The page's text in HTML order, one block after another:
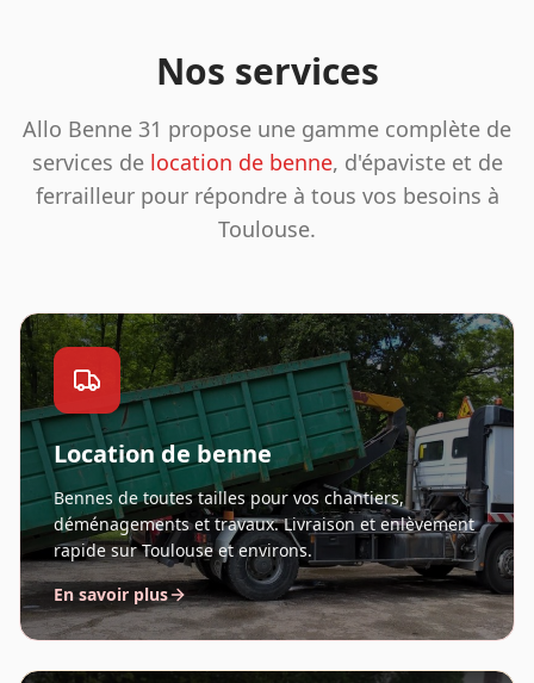
Nos services
Allo Benne 31 propose une gamme complète de
services de location de benne, d'épaviste et de
ferrailleur pour répondre à tous vos besoins à
Toulouse.
Location de benne
Bennes de toutes tailles pour vos chantiers,
déménagements et travaux. Livraison et enlèvement
rapide sur Toulouse et environs.
En savoir plus